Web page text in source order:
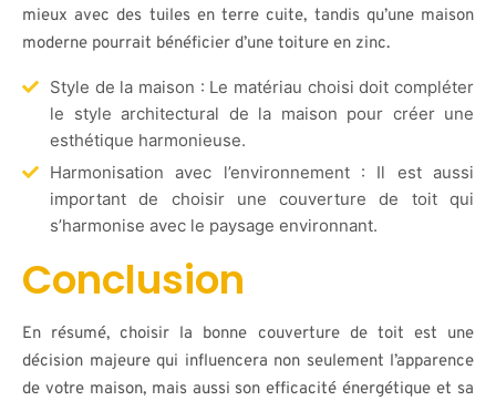
mieux avec des tuiles en terre cuite, tandis qu’une maison
moderne pourrait bénéficier d’une toiture en zinc.
Style de la maison : Le matériau choisi doit compléter
le style architectural de la maison pour créer une
esthétique harmonieuse.
Harmonisation avec l’environnement : Il est aussi
important de choisir une couverture de toit qui
s’harmonise avec le paysage environnant.
Conclusion
En résumé, choisir la bonne couverture de toit est une
décision majeure qui influencera non seulement l’apparence
de votre maison, mais aussi son efficacité énergétique et sa